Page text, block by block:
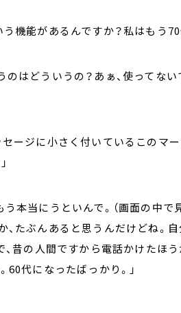
機能があるんですか？私はもう70
はどういうの？あぁ、使ってない
ージに小さく付いているこのマー
本当にうといんで。（画面の中で
、たぶんあると思うんだけどね。
昔の人間ですから電話かけたほ
60代になったばっかり。」